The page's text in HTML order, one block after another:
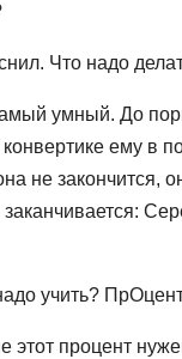
Что надо
умный. До
ему в
не закончится,
заканчивается:
учить?
этот процент